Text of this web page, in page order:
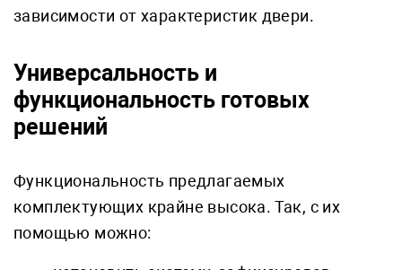
зависимости от характеристик двери.
Универсальность и
функциональность готовых
решений
Функциональность предлагаемых
комплектующих крайне высока. Так, с их
помощью можно: